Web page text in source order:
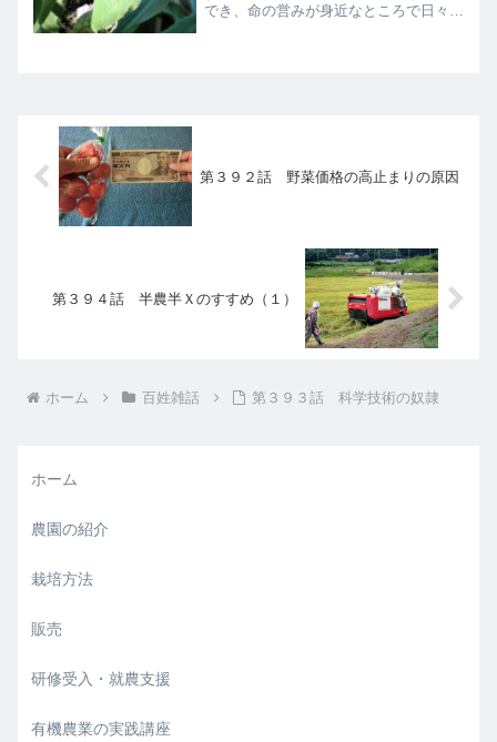
でき、命の営みが身近なところで日々展
第３９２話 野菜価格の高止まりの原因
第３９４話 半農半Ｘのすすめ（１）
ホーム 百姓雑話 第３９３話 科学技術の奴隷
ホーム
農園の紹介
栽培方法
販売
研修受入・就農支援
有機農業の実践講座